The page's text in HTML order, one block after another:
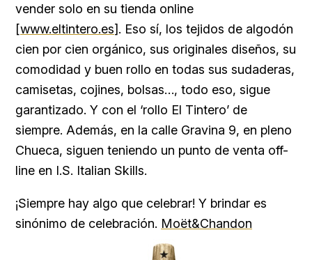
vender solo en su tienda online
[www.eltintero.es]. Eso sí, los tejidos de algodón
cien por cien orgánico, sus originales diseños, su
comodidad y buen rollo en todas sus sudaderas,
camisetas, cojines, bolsas…, todo eso, sigue
garantizado. Y con el ‘rollo El Tintero’ de
siempre. Además, en la calle Gravina 9, en pleno
Chueca, siguen teniendo un punto de venta off-
line en I.S. Italian Skills.
¡Siempre hay algo que celebrar! Y brindar es
sinónimo de celebración. Moët&Chandon